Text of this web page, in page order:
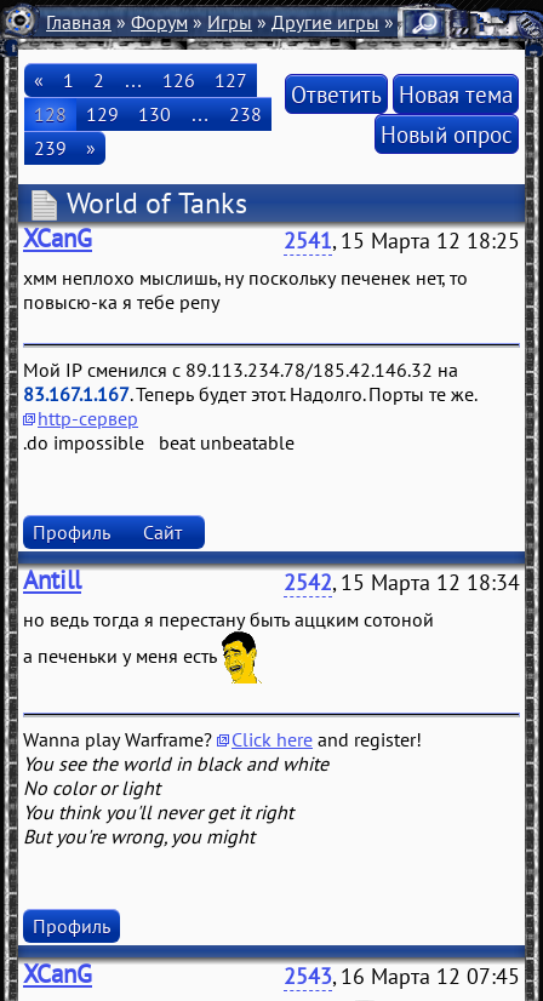
Главная»Форум»Игры»Другие игры» World of Tanks
« 1 2 … 126
127
128
129 130 …
238
239
»
Ответить Новая тема
Новый опрос
World of Tanks
XCanG 2541, 15 Марта 12 18:25
хмм неплохо мыслишь, ну поскольку печенек нет, то
повысю-ка я тебе репу
Мой IP сменился с 89.113.234.78/185.42.146.32 на
83.167.1.167. Теперь будет этот. Надолго. Порты те же.
http-сервер
.do impossible beat unbeatable
Профиль Сайт
Antill 2542, 15 Марта 12 18:34
но ведь тогда я перестану быть аццким сотоной
а печеньки у меня есть
Wanna play Warframe? Click here and register!
You see the world in black and white
No color or light
You think you'll never get it right
But you're wrong, you might
Профиль
XCanG 2543, 16 Марта 12 07:45